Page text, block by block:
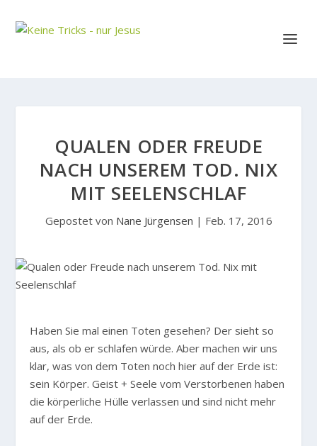
QUALEN ODER FREUDE
NACH UNSEREM TOD. NIX
MIT SEELENSCHLAF
Gepostet von Nane Jürgensen | Feb. 17, 2016
Haben Sie mal einen Toten gesehen? Der sieht so
aus, als ob er schlafen würde. Aber machen wir uns
klar, was von dem Toten noch hier auf der Erde ist:
sein Körper. Geist + Seele vom Verstorbenen haben
die körperliche Hülle verlassen und sind nicht mehr
auf der Erde.